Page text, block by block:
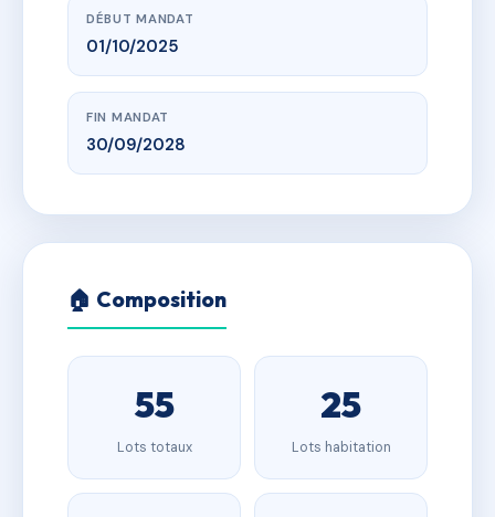
DÉBUT MANDAT
01/10/2025
FIN MANDAT
30/09/2028
🏠 Composition
55
Lots totaux
25
Lots habitation